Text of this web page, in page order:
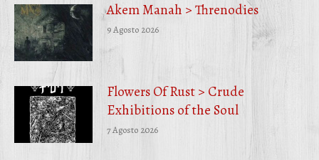
Akem Manah > Threnodies
9 Agosto 2026
Flowers Of Rust > Crude
Exhibitions of the Soul
7 Agosto 2026